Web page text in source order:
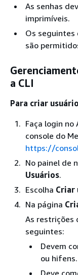
As senhas
imprimíveis.
Os seguintes
são
a CLI
Para criar
Faça login no
console do
https://
No painel de
Usuários.
Escolha Criar
Na página
As restrições
seguintes:
Devem
ou hifens.
Deve